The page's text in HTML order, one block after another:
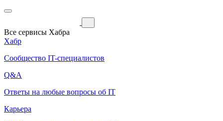
Все сервисы Хабра
Хабр
Сообщество IT-специалистов
Q&A
Ответы на любые вопросы об IT
Карьера